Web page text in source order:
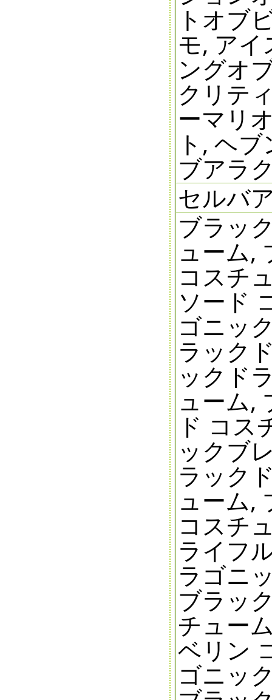
トオブ
モ, ア
ングオ
クリテ
ーマリ
ト, ヘ
ブアラ
セルバ
ブラッ
ューム,
コスチ
ソード
ゴニッ
ラック
ックド
ューム,
ド コス
ックブ
ラック
ューム,
コスチ
ライフ
ラゴニ
ブラッ
チュー
ベリン
ゴニッ